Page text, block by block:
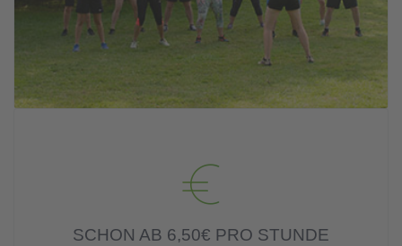
SCHON AB 6,50€ PRO STUNDE